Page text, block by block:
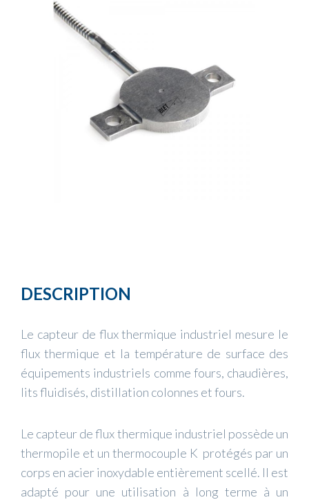
DESCRIPTION
Le capteur de flux thermique industriel mesure le
flux thermique et la température de surface des
équipements industriels comme fours, chaudières,
lits fluidisés, distillation colonnes et fours.
Le capteur de flux thermique industriel possède un
thermopile et un thermocouple K protégés par un
corps en acier inoxydable entièrement scellé. Il est
adapté pour une utilisation à long terme à un